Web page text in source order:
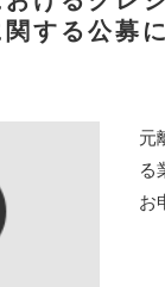
する公募
元
る
お